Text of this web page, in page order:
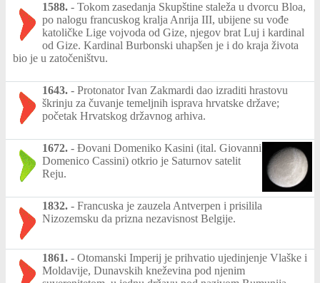
1588. - Tokom zasedanja Skupštine staleža u dvorcu Bloa,
po nalogu francuskog kralja Anrija III, ubijene su vođe
katoličke Lige vojvoda od Gize, njegov brat Luj i kardinal
od Gize. Kardinal Burbonski uhapšen je i do kraja života
bio je u zatočeništvu.
1643. - Protonator Ivan Zakmardi dao izraditi hrastovu
škrinju za čuvanje temeljnih isprava hrvatske države;
početak Hrvatskog državnog arhiva.
1672. - Đovani Domeniko Kasini (ital. Giovanni
Domenico Cassini) otkrio je Saturnov satelit
Reju.
1832. - Francuska je zauzela Antverpen i prisilila
Nizozemsku da prizna nezavisnost Belgije.
1861. - Otomanski Imperij je prihvatio ujedinjenje Vlaške i
Moldavije, Dunavskih kneževina pod njenim